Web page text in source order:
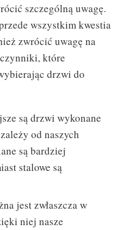
szczególną uwagę.
wszystkim kwestia
zwrócić uwagę na
które
drzwi do
są drzwi wykonane
od naszych
są bardziej
stalowe są
jest zwłaszcza w
niej nasze